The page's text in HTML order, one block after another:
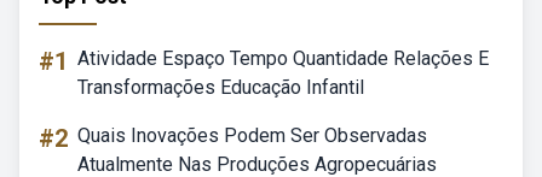
#1 Atividade Espaço Tempo Quantidade Relações E
Transformações Educação Infantil
#2 Quais Inovações Podem Ser Observadas
Atualmente Nas Produções Agropecuárias